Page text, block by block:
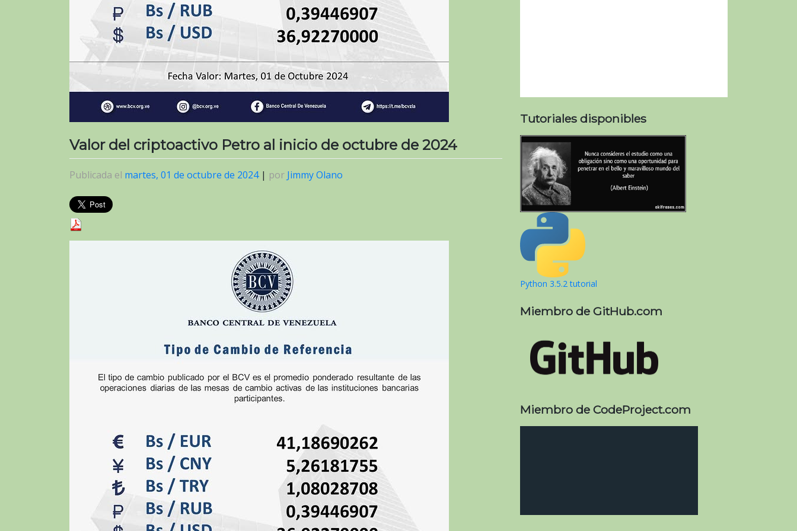
Valor del criptoactivo Petro al inicio de octubre de 2024
Publicada el martes, 01 de octubre de 2024| por Jimmy Olano
Tutoriales disponibles
Python 3.5.2 tutorial
Miembro de GitHub.com
Miembro de CodeProject.com